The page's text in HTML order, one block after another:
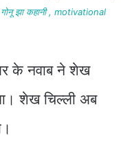
झा कहानी , motivational
के नवाब ने शेख
शेख चिल्ली अब